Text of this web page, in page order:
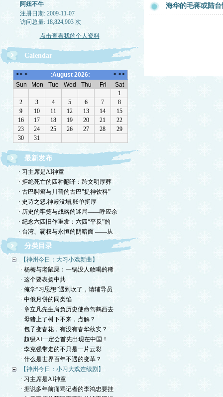
阿妞不牛
注册日期: 2009-11-07
访问总量: 18,824,903 次
点击查看我的个人资料
Calendar
最新发布
· 习主席是AI神童
· 拒绝死亡的四种翻译：跨文明厚葬
· 古巴脚癣与川普的古巴"提神饮料”
· 史诗之怒:神殿没塌,账单挺厚
· 历史的牢笼与战略的迷局——呼应余
· 纪念六四旧作重发：六四“平反”的
· 台湾、霸权与永恒的阴暗面 ——从
分类目录
【神州今日：大习小戏新曲】
· 杨梅与老鼠屎：一锅没人敢喝的稀
· 这个要表扬中共
· 俺学“习思想”遇到坎了，请辅导员
· 中俄月饼的同类馅
· 章立凡先生肩负历史使命驾鹤西去
· 母猪上了树下不来，点解？
· 包子变春花，有没有春华秋实？
· 超级AI一定会首先出现在中国！
· 李克强带走的不只是一片云彩
· 什么是世界百年不遇的变革？
【神州今日：小习大戏连续剧】
· 习主席是AI神童
· 据说多年前痛骂记者的李鸿忠要挂
海华的毛蒋或陆台